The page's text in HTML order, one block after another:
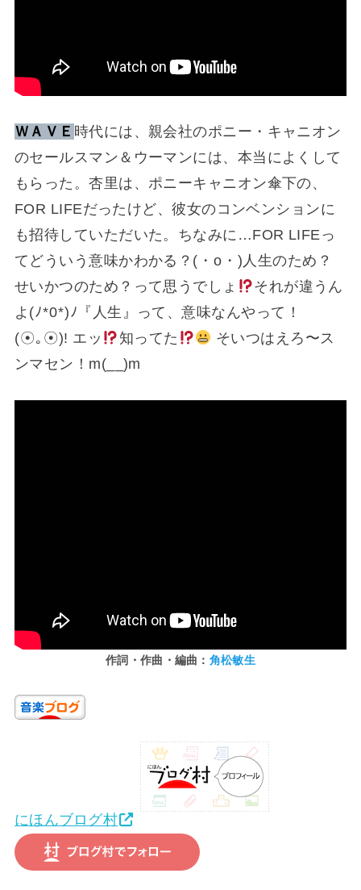
ＷＡＶＥ 時代には、親会社のポニー・キャニオン
のセールスマン＆ウーマンには、本当によくして
もらった。杏里は、ポニーキャニオン傘下の、
FOR LIFEだったけど、彼女のコンベンションに
も招待していただいた。ちなみに…FOR LIFEっ
てどういう意味かわかる？(⁠・⁠o⁠・⁠)人生のため？
せいかつのため？って思うでしょ
それが違うん
よ(⁠ﾉ⁠*⁠0⁠*⁠)⁠ﾉ『人生』って、意味なんやって！
(⁠☉⁠｡⁠☉⁠)⁠! エッ
知ってた
そいつはえろ〜ス
ンマセン！m(__)m
作詞・作曲・編曲： 角松敏生
にほんブログ村